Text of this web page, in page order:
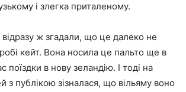
і злегка приталеному.
ж згадали, що це далеко не
кейт. Вона носила це пальто ще в
поїздки в нову зеландію. І тоді на
з публікою зізналася, що вільяму воно